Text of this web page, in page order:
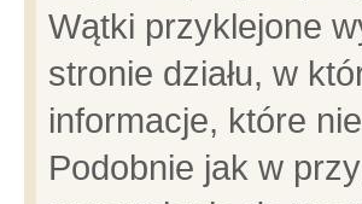
Wątki przyklejone
stronie działu, w
informacje, które
Podobnie jak w